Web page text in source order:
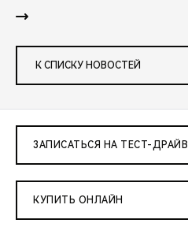
К СПИСКУ НОВОСТЕЙ
ЗАПИСАТЬСЯ НА ТЕСТ-ДРАЙВ
КУПИТЬ ОНЛАЙН